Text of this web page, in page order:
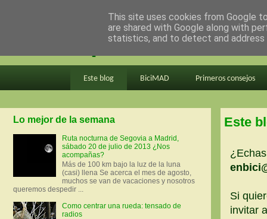
en bici por madrid
Este blog BiciMAD Primeros consejos
Este
Si
invitar
Lo mejor de la semana
Ruta nocturna de Segovia a Madrid,
sábado 20 de julio de 2013 ¿Nos
acompañas?
Más de 100 km bajo la luz de la luna
(casi) llena Se acerca el mes de agosto,
muchos se van de vacaciones y nosotros
queremos despedir ...
Como centrar una rueda: tensado de
radios
This site uses cookies from Google
are shared with Google along with
statistics, and to detect and address